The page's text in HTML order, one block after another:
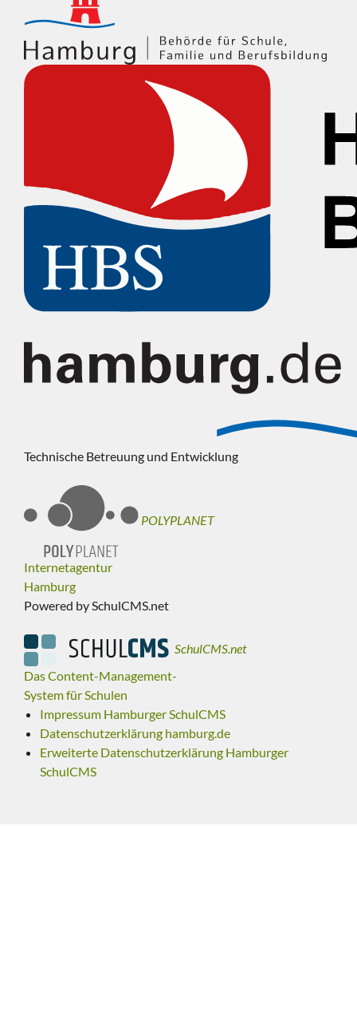
Technische Betreuung und Entwicklung
POLYPLANET
Internetagentur
Hamburg
Powered by SchulCMS.net
SchulCMS.net
Das Content-Management-
System für Schulen
Impressum Hamburger SchulCMS
Datenschutzerklärung hamburg.de
Erweiterte Datenschutzerklärung Hamburger
SchulCMS